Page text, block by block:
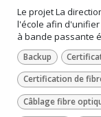
Le projet La
l'école afin
à bande passante
Backup
Certification de
Câblage fibre